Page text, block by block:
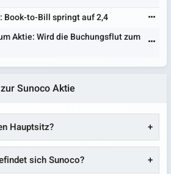
Book-to-Bill springt auf 2,4
Aktie: Wird die Buchungsflut zum
Sunoco Aktie
Hauptsitz?
sich Sunoco?